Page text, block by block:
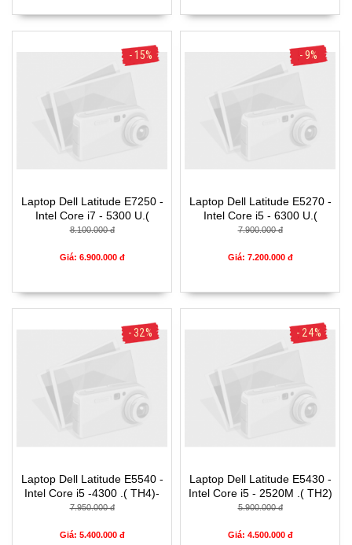
- 15%
Laptop Dell Latitude E7250 -
Intel Core i7 - 5300 U.(
TH5)- 4G- SSD128G- 12.5'
8.100.000 đ
Giá: 6.900.000 đ
- 9%
Laptop Dell Latitude E5270 -
Intel Core i5 - 6300 U.(
TH6)- 4G- SSD128G- 12.5'
7.900.000 đ
Giá: 7.200.000 đ
- 32%
Laptop Dell Latitude E5540 -
Intel Core i5 -4300 .( TH4)-
4G- SSD128G- 16.5
7.950.000 đ
Giá: 5.400.000 đ
- 24%
Laptop Dell Latitude E5430 -
Intel Core i5 - 2520M .( TH2)
(đồ họa ) - 4G- SSD120G-
5.900.000 đ
Giá: 4.500.000 đ